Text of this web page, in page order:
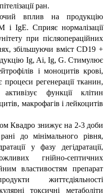
ран.
вплив на продукцію
і IgE. Сприяє нормалізації
при післяопераційних
збільшуючи вміст CD19 +
Ig, Ai, Ig, G. Стимулює
і моноцитів крові,
регенерації тканин,
функції клітин
макрофагів і лейкоцитів
Квадро знижує на 2-3 доби
до мінімального рівня,
у фазу дегідратації,
гнійно-септичних
властивостям препарат
життєдіяльності
токсичні метаболіти